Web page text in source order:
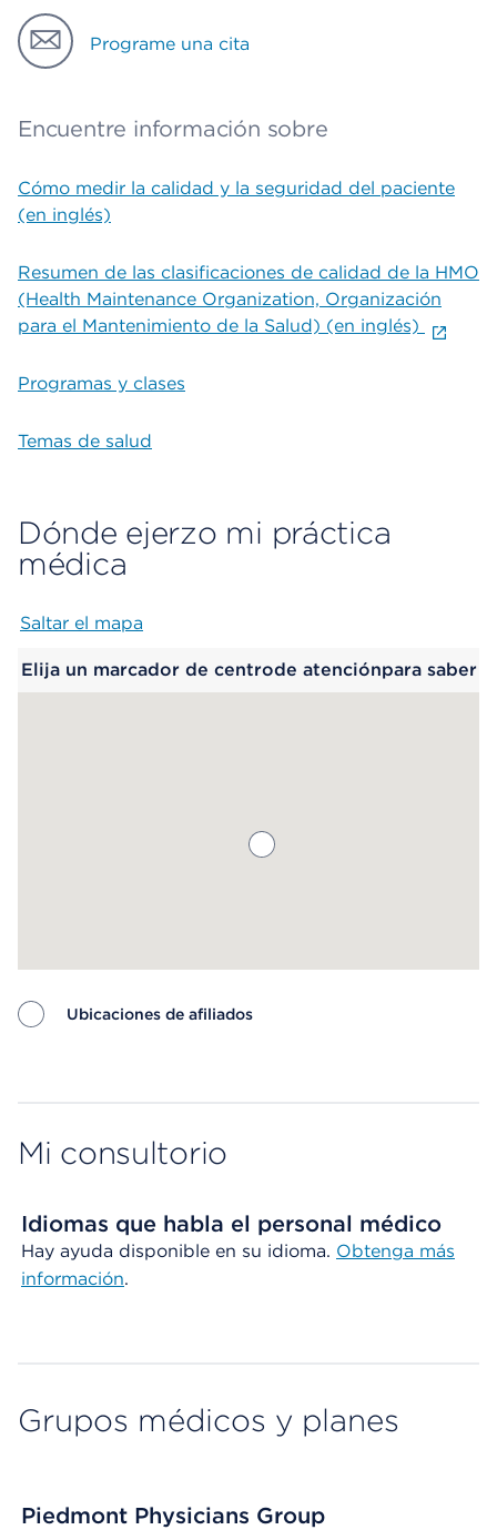
Programe una cita
Encuentre información sobre
Cómo medir la calidad y la seguridad del paciente
(en inglés)
Resumen de las clasificaciones de calidad de la HMO
(Health Maintenance Organization, Organización
para el Mantenimiento de la Salud) (en inglés)
Programas y clases
Temas de salud
Dónde ejerzo mi práctica
médica
Saltar el mapa
Elija un marcador de centrode atenciónpara saber
Ubicaciones de afiliados
Mi consultorio
Idiomas que habla el personal médico
Hay ayuda disponible en su idioma. Obtenga más
información.
Grupos médicos y planes
Piedmont Physicians Group